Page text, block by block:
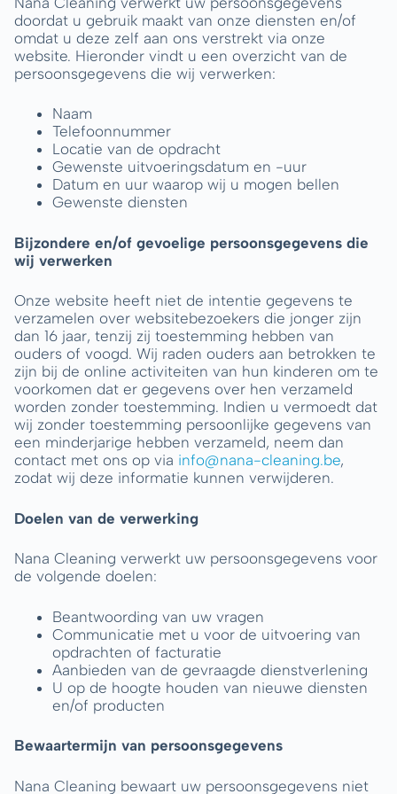
doordat u gebruik maakt van onze diensten en/of
omdat u deze zelf aan ons verstrekt via onze
website. Hieronder vindt u een overzicht van de
persoonsgegevens die wij verwerken:
Naam
Telefoonnummer
Locatie van de opdracht
Gewenste uitvoeringsdatum en -uur
Datum en uur waarop wij u mogen bellen
Gewenste diensten
Bijzondere en/of gevoelige persoonsgegevens die
wij verwerken
Onze website heeft niet de intentie gegevens te
verzamelen over websitebezoekers die jonger zijn
dan 16 jaar, tenzij zij toestemming hebben van
ouders of voogd. Wij raden ouders aan betrokken te
zijn bij de online activiteiten van hun kinderen om te
voorkomen dat er gegevens over hen verzameld
worden zonder toestemming. Indien u vermoedt dat
wij zonder toestemming persoonlijke gegevens van
een minderjarige hebben verzameld, neem dan
contact met ons op via info@nana-cleaning.be,
zodat wij deze informatie kunnen verwijderen.
Doelen van de verwerking
Nana Cleaning verwerkt uw persoonsgegevens voor
de volgende doelen:
Beantwoording van uw vragen
Communicatie met u voor de uitvoering van
opdrachten of facturatie
Aanbieden van de gevraagde dienstverlening
U op de hoogte houden van nieuwe diensten
en/of producten
Bewaartermijn van persoonsgegevens
Nana Cleaning bewaart uw persoonsgegevens niet